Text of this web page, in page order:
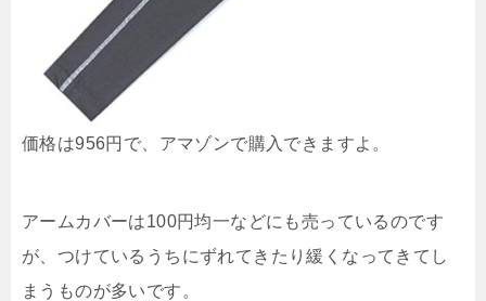
価格は956円で、アマゾンで購入できますよ。
アームカバーは100円均一などにも売っているのです
が、つけているうちにずれてきたり緩くなってきてし
まうものが多いです。